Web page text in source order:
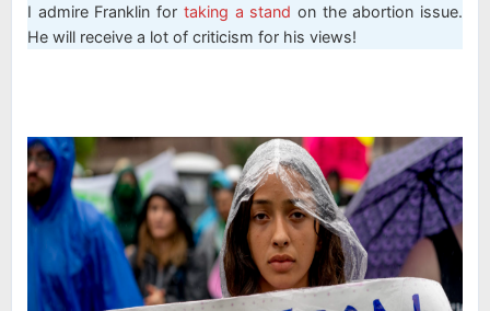
I admire Franklin for taking a stand on the abortion issue.
He will receive a lot of criticism for his views!